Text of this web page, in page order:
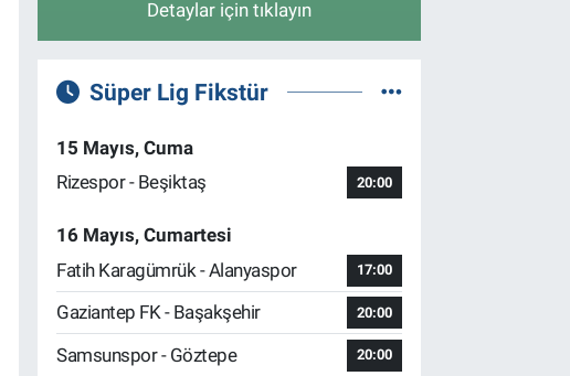
Detaylar için tıklayın
Süper Lig Fikstür
15 Mayıs, Cuma
Rizespor - Beşiktaş
20:00
16 Mayıs, Cumartesi
Fatih Karagümrük - Alanyaspor
17:00
Gaziantep FK - Başakşehir 20:00
Samsunspor - Göztepe 20:00